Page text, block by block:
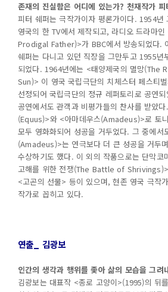
존재의 진실함은 어디에 있는가? 천재작가 피
피터 쉐퍼는 극작가이자 평론가이다. 1954년
영국의 한 TV에서 제작되고, 라디오 드라마
Prodigal Father)>가 BBC에서 방송되었다.
쉐퍼는 다니고 있던 직장을 그만두고 1955년
되었다. 1964년에는 <태양제국의 멸망
Sun)> 이 영국 국립극단의 치체스터 페스티
선정되어 국립극단의 정규 레퍼토리로 공연
공연에서도 관객과 비평가들의 찬사를 받았
(Equus)>와 <아마데우스(Amadeus)>로 토
모두 영화화되어 성공을 거두었다. 그 중에서
(Amadeus)>는 연극보다 더 큰 성공을 거두
수상하기도 했다. 이 외의 작품으로는 단막코
고해를 위한 전쟁(The Battle of
<고곤의 선물> 등이 있으며, 현존 영국 극작
작가로 꼽히고 있다.
연출_ 김광보
인간의 생각과 행위를 좇아 삶의 모습을 그려
김광보는 대표작 <종로 고양이>(1995)의 뒤